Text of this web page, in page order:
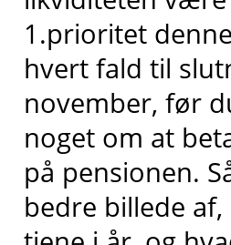
1.prioritet
hvert fald til
november, før
noget om at
på pensionen.
bedre billede